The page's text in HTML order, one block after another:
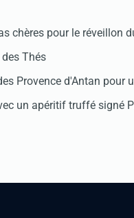
chères pour le réveillon
Thés
Provence d'Antan pour
un apéritif truffé signé